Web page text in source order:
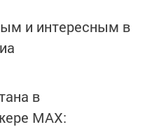
и интересным в
в
MАХ: